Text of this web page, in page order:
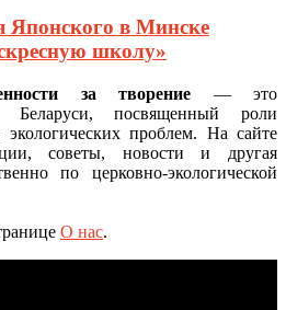
Японского в Минске
школу»
за творение — это
посвященный роли
проблем. На сайте
советы, новости и другая
по церковно-экологической
О нас.